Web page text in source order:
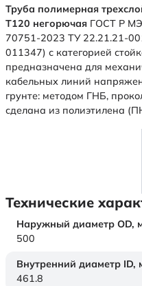
Труба полимерная
Т120 негорючая ГОСТ Р
70751-2023 ТУ 22.21.21-
011347) с категорией
предназначена для
кабельных линий
грунте: методом ГНБ,
сделана из полиэтилена
Технические
Наружный диаметр OD,
500
Внутренний диаметр ID,
461.8